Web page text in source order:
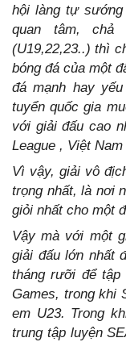
hội làng tự
quan tâm,
(U19,22,23..) thì
bóng đá của một
đá mạnh hay
tuyển quốc gia
với giải đấu cao
League , Việt
Vì vậy, giải vô
trọng nhất, là nơi
giỏi nhất cho một
Vậy mà với một
giải đấu lớn nhất
tháng rưỡi để tập
Games, trong khi
em U23. Trong
trung tập luyện